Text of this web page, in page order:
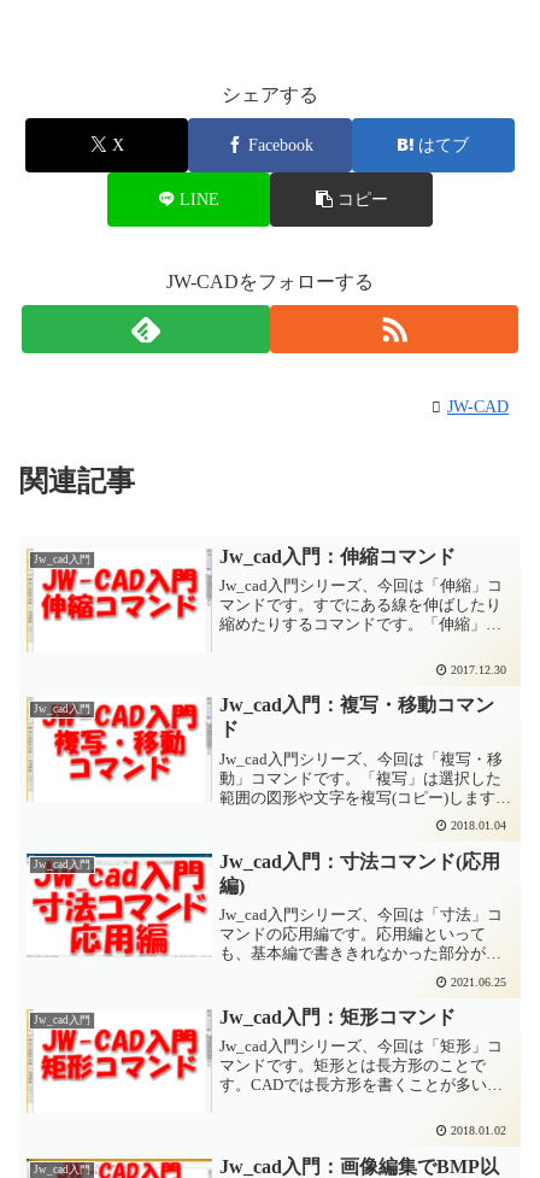
シェアする
X Facebook はてブ
LINE コピー
JW-CADをフォローする
JW-CAD
関連記事
Jw_cad入門 Jw_cad入門：伸縮コマンド
Jw_cad入門シリーズ、今回は「伸縮」コ
マンドです。すでにある線を伸ばしたり
縮めたりするコマンドです。「伸縮」コ
が大幅に早くなります。コツは「伸縮」
コマンドをたくさん使って慣れること。
最初のうちは「消去...
2017.12.30
Jw_cad入門
Jw_cad入門：複写・移動コマン
ド
Jw_cad入門シリーズ、今回は「複写・移
動」コマンドです。「複写」は選択した
範囲の図形や文字を複写(コピー)します。
「移動」は選択した範囲の図形や文字を
別の場所に移動(ムーブ)します。「複写・
移動」のやりかた「複写・移動」は大き
く分けて2...
2018.01.04
Jw_cad入門
Jw_cad入門：寸法コマンド(応用
編)
Jw_cad入門シリーズ、今回は「寸法」コ
マンドの応用編です。応用編といって
も、基本編で書ききれなかった部分がメ
インになっていますので、お気軽にご覧
ください。寸法コマンドはあらかじめ設
定をしておく必要があります。以下のペ
ージをご参照ください...
2021.06.25
Jw_cad入門 Jw_cad入門：矩形コマンド
Jw_cad入門シリーズ、今回は「矩形」コ
マンドです。矩形とは長方形のことで
す。CADでは長方形を書くことが多いの
矩形コマンドの解説動画矩形コマンドの
「矩形」コマンドまず...
2018.01.02
Jw_cad入門
Jw_cad入門：画像編集でBMP以